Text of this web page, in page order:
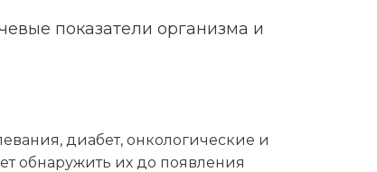
показатели организма и
диабет, онкологические и
обнаружить их до появления